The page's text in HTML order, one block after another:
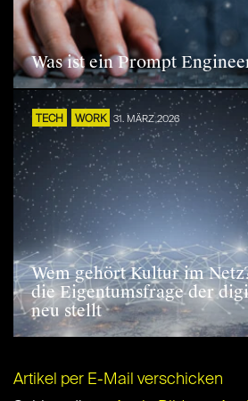
Was ist ein Prompt
TECH WORK 31. MÄRZ 2026
Wem gehört Kultur im
die Eigentumsfrage der
neu stellt
Artikel per E-Mail verschicken